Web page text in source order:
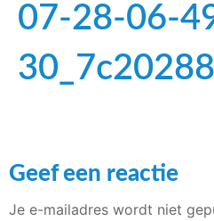
07-28-06-
Geef een reactie
Je e-mailadres wordt niet